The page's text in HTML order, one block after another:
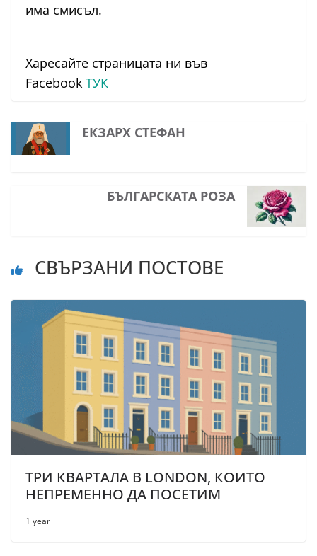
има смисъл.
Харесайте страницата ни във
Facebook ТУК
ЕКЗАРХ СТЕФАН
БЪЛГАРСКАТА РОЗА
СВЪРЗАНИ ПОСТОВЕ
ТРИ КВАРТАЛА В LONDON, КОИТО
НЕПРЕМЕННО ДА ПОСЕТИМ
1 year